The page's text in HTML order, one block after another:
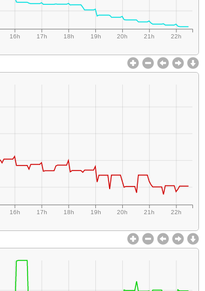
16h 17h 18h 19h 20h 21h 22h
16h 17h 18h 19h 20h 21h 22h